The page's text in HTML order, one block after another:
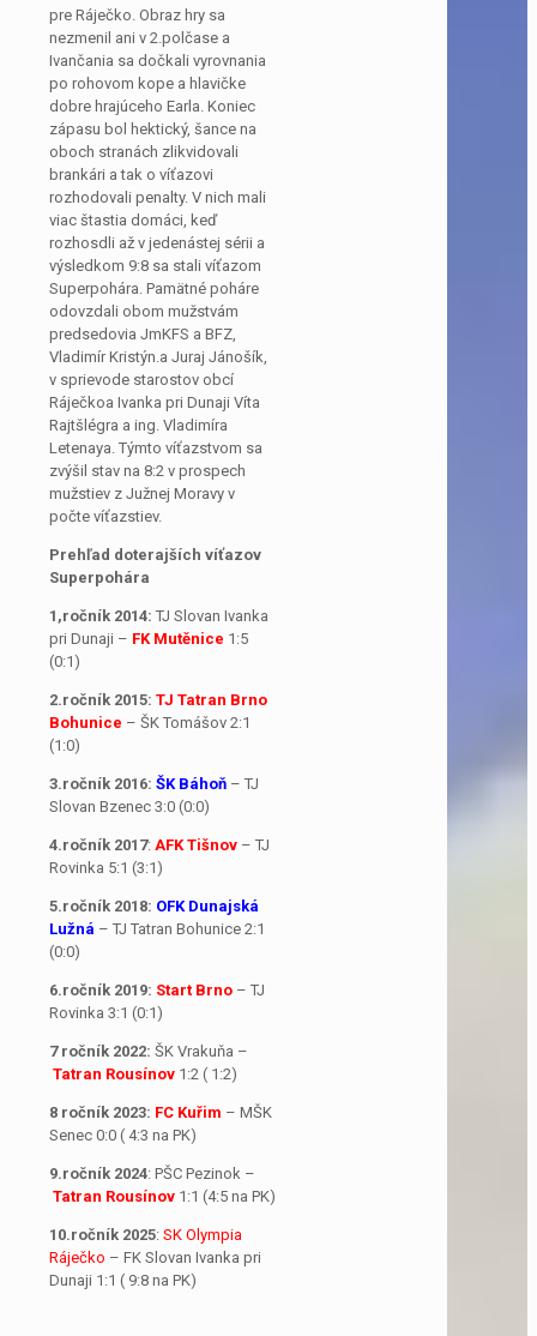
pre Ráječko. Obraz hry sa
nezmenil ani v 2.polčase a
Ivančania sa dočkali vyrovnania
po rohovom kope a hlavičke
dobre hrajúceho Earla. Koniec
zápasu bol hektický, šance na
oboch stranách zlikvidovali
brankári a tak o víťazovi
rozhodovali penalty. V nich mali
viac štastia domáci, keď
rozhosdli až v jedenástej sérii a
výsledkom 9:8 sa stali víťazom
Superpohára. Pamätné poháre
odovzdali obom mužstvám
predsedovia JmKFS a BFZ,
Vladimír Kristýn.a Juraj Jánošík,
v sprievode starostov obcí
Ráječkoa Ivanka pri Dunaji Víta
Rajtšlégra a ing. Vladimíra
Letenaya. Týmto víťazstvom sa
zvýšil stav na 8:2 v prospech
mužstiev z Južnej Moravy v
počte víťazstiev.
Prehľad doterajších víťazov
Superpohára
1,ročník 2014: TJ Slovan Ivanka
pri Dunaji – FK Mutěnice 1:5
(0:1)
2.ročník 2015: TJ Tatran Brno
Bohunice – ŠK Tomášov 2:1
(1:0)
3.ročník 2016: ŠK Báhoň – TJ
Slovan Bzenec 3:0 (0:0)
4.ročník 2017: AFK Tišnov – TJ
Rovinka 5:1 (3:1)
5.ročník 2018: OFK Dunajská
Lužná – TJ Tatran Bohunice 2:1
(0:0)
6.ročník 2019: Start Brno – TJ
Rovinka 3:1 (0:1)
7 ročník 2022: ŠK Vrakuňa –
Tatran Rousínov 1:2 ( 1:2)
8 ročník 2023: FC Kuřim – MŠK
Senec 0:0 ( 4:3 na PK)
9.ročník 2024: PŠC Pezinok –
Tatran Rousínov 1:1 (4:5 na PK)
10.ročník 2025: SK Olympia
Ráječko – FK Slovan Ivanka pri
Dunaji 1:1 ( 9:8 na PK)